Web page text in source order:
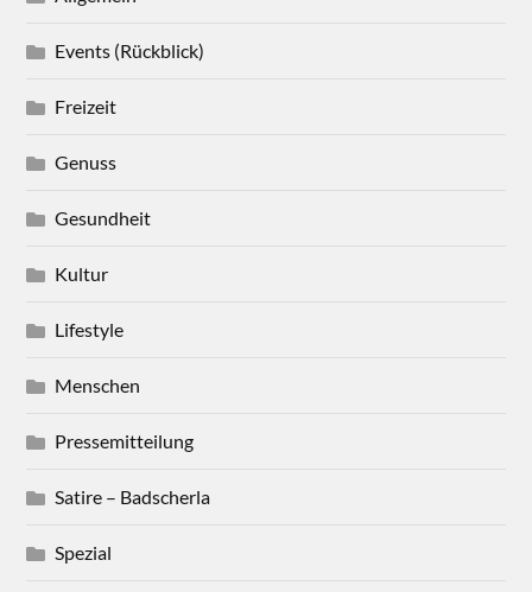
Events (Rückblick)
Freizeit
Genuss
Gesundheit
Kultur
Lifestyle
Menschen
Pressemitteilung
Satire – Badscherla
Spezial